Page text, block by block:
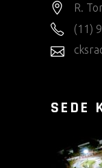
R.
(11)
SEDE